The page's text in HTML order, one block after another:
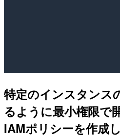
特定のインスタンス
るように最小権限で
IAMポリシーを作成